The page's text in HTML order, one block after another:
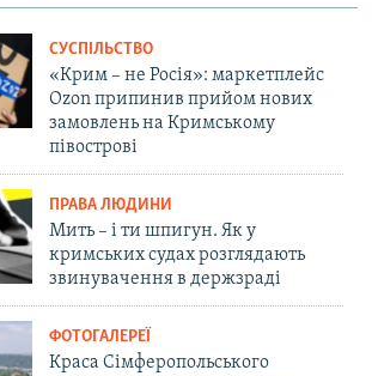
СУСПІЛЬСТВО
«Крим – не Росія»: маркетплейс
Ozon припинив прийом нових
замовлень на Кримському
півострові
ПРАВА ЛЮДИНИ
Мить – і ти шпигун. Як у
кримських судах розглядають
звинувачення в держзраді
ФОТОГАЛЕРЕЇ
Краса Сімферопольського